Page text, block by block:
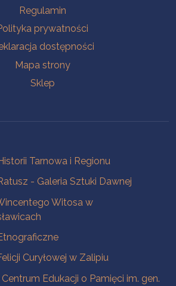
Regulamin
prywatności
dostępności
Mapa strony
Sklep
Tarnowa i Regionu
- Galeria Sztuki Dawnej
Witosa w
Curyłowej w Zalipiu
Edukacji o Pamięci im. gen.